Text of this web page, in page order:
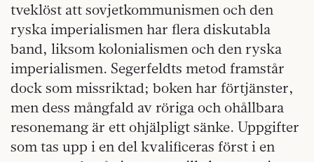
tveklöst att sovjetkommunismen och den
ryska imperialismen har flera diskutabla
band, liksom kolonialismen och den ryska
imperialismen. Segerfeldts metod framstår
dock som missriktad; boken har förtjänster,
men dess mångfald av röriga och ohållbara
resonemang är ett ohjälpligt sänke. Uppgifter
som tas upp i en del kvalificeras först i en